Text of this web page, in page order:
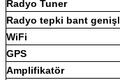
Radyo Tuner
Radyo tepki bant
WiFi
GPS
Amplifikatör